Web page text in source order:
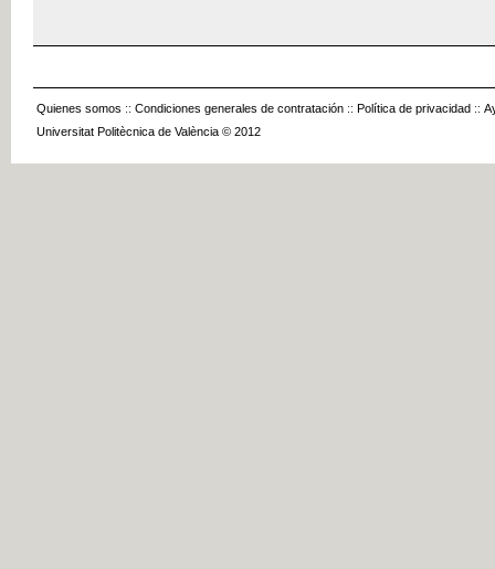
Quienes somos :: Condiciones generales de contratación :: Política de privacidad ::
Universitat Politècnica de València © 2012